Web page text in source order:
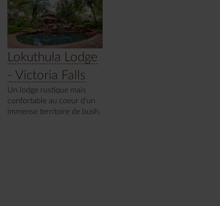
Lokuthula Lodge
- Victoria Falls
Un lodge rustique mais
confortable au coeur d’un
immense territoire de bush.